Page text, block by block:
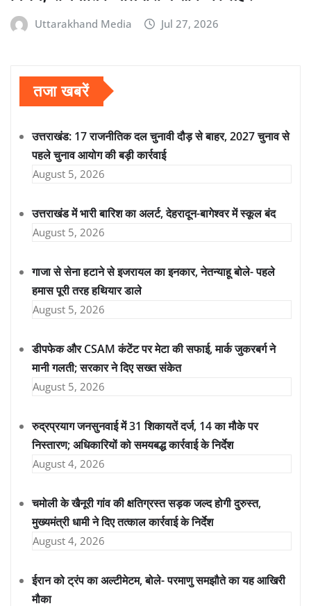
Uttarakhand Media Jul 27, 2026
तजा खबरें
उत्तराखंड: 17 राजनीतिक दल चुनावी दौड़ से बाहर, 2027 चुनाव से
पहले चुनाव आयोग की बड़ी कार्रवाई
August 5, 2026
उत्तराखंड में भारी बारिश का अलर्ट, देहरादून-बागेश्वर में स्कूल बंद
August 5, 2026
गाजा से सेना हटाने से इजरायल का इनकार, नेतन्याहू बोले- पहले
हमास पूरी तरह हथियार डाले
August 5, 2026
डीपफेक और CSAM कंटेंट पर मेटा की सफाई, मार्क जुकरबर्ग ने
मानी गलती; सरकार ने दिए सख्त संकेत
August 5, 2026
रुद्रप्रयाग जनसुनवाई में 31 शिकायतें दर्ज, 14 का मौके पर
निस्तारण; अधिकारियों को समयबद्ध कार्रवाई के निर्देश
August 4, 2026
चमोली के खैनूरी गांव की क्षतिग्रस्त सड़क जल्द होगी दुरुस्त,
मुख्यमंत्री धामी ने दिए तत्काल कार्रवाई के निर्देश
August 4, 2026
ईरान को ट्रंप का अल्टीमेटम, बोले- परमाणु समझौते का यह आखिरी
मौका